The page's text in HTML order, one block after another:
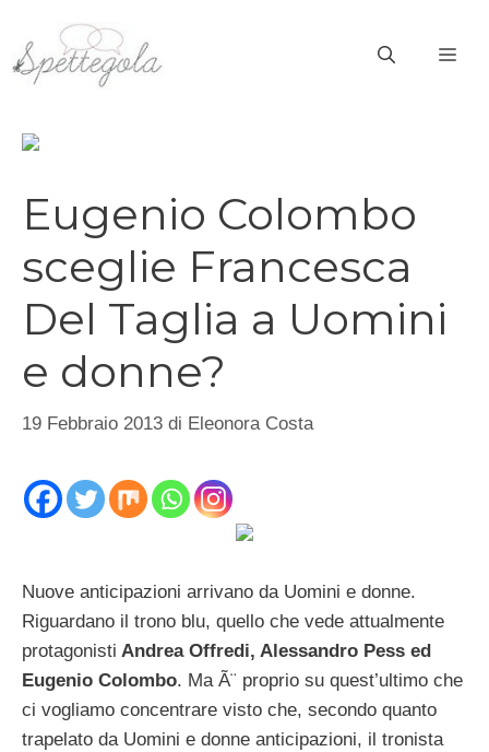
contenuto
Eugenio Colombo
sceglie Francesca
Del Taglia a Uomini
e donne?
19 Febbraio 2013 di Eleonora Costa
Nuove anticipazioni arrivano da Uomini e donne.
Riguardano il trono blu, quello che vede attualmente
protagonisti Andrea Offredi, Alessandro Pess ed
Eugenio Colombo. Ma Ã¨ proprio su quest’ultimo che
ci vogliamo concentrare visto che, secondo quanto
trapelato da Uomini e donne anticipazioni, il tronista